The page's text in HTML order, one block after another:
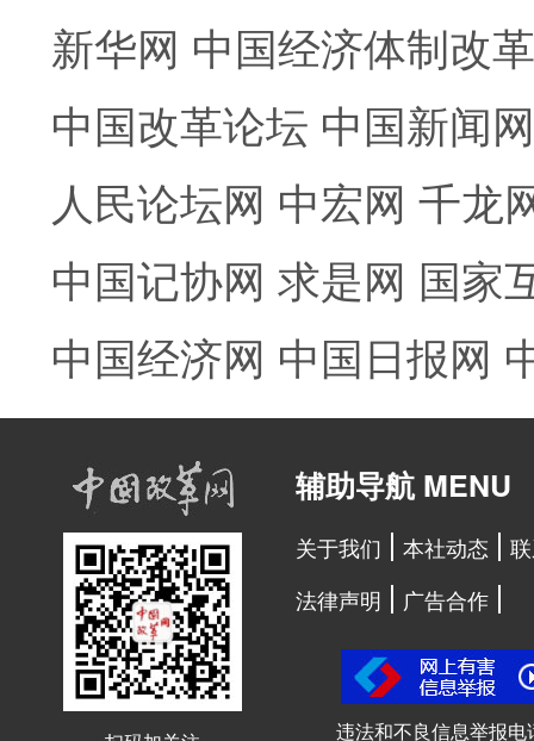
新华网 中国经济体制改
中国改革论坛 中国新闻网
人民论坛网 中宏网 千龙
中国记协网 求是网 国家
中国经济网 中国日报网
辅助导航 MENU
关于我们 本社动态
法律声明
广告合作
违法和不良信息举报电